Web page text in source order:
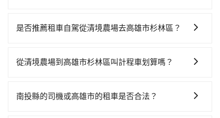
費時，且難叫計程車前往高鐵站！從最早06:25一直到
叫一輛計程車花費約3,200元、車程約100分鐘。抵達高
前往台南高鐵站，每人票價650元，再用5分鐘出站、等
是否推薦租車自駕從清境農場去高雄市杉林區？
時不需要閉目養神（因為要自己開車），最重要的是你
$115~205承租小轎車，每公里再額外加收$3.2，從清境
從清境農場到高雄市杉林區叫計程車划算嗎？
灣大車隊和Yoxi。依照里程跳錶計算，價格約為
南投縣的司機或高雄市的租車是否合法？